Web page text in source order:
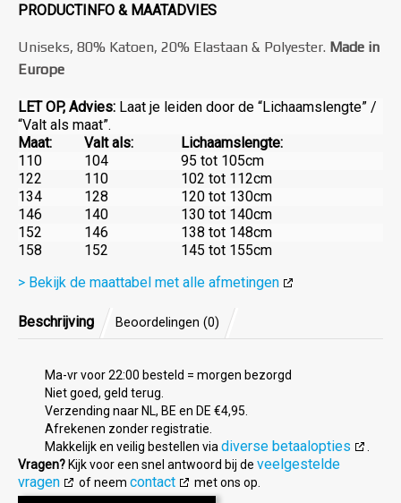
PRODUCTINFO & MAATADVIES
Uniseks, 80% Katoen, 20% Elastaan & Polyester. Made in
Europe
LET OP, Advies: Laat je leiden door de “Lichaamslengte” /
“Valt als maat”.
Maat:
Valt als:
Lichaamslengte:
110
104
95 tot 105cm
122
110
102 tot 112cm
134
128
120 tot 130cm
146
140
130 tot 140cm
152
146
138 tot 148cm
158
152
145 tot 155cm
> Bekijk de maattabel met alle afmetingen
Beschrijving Beoordelingen (0)
Ma-vr voor 22:00 besteld = morgen bezorgd
Niet goed, geld terug.
Verzending naar NL, BE en DE €4,95.
Afrekenen zonder registratie.
Makkelijk en veilig bestellen via diverse betaalopties
Vragen? Kijk voor een snel antwoord bij de veelgestelde
vragen
of neem contact met ons op.